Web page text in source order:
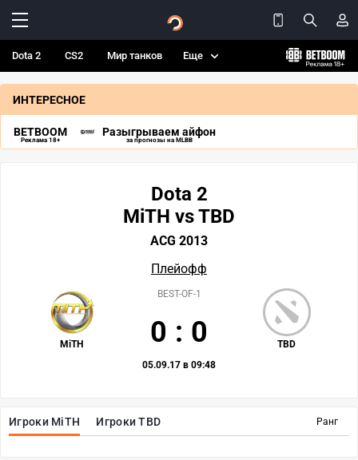
Dota 2 CS2 Мир танков Еще
ИНТЕРЕСНОЕ
BETBOOM
Реклама 18+
Разыгрываем айфон
за прогнозы на MLBB
Ранг
Игроки MiTH Игроки TBD
Dota 2
MiTH vs TBD
ACG 2013
Плейофф
MiTH TBD
BEST-OF-1
0 : 0
05.09.17 в 09:48